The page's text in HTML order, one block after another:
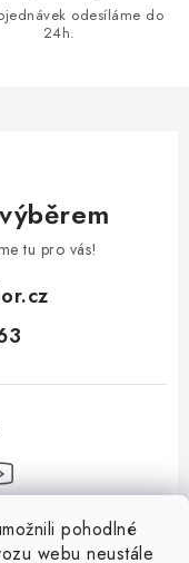
pohodlné
webu neustále
odesíláme do
24h.
tu pro vás!